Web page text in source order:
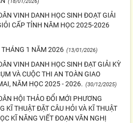
VINH DANH HỌC SINH ĐOẠT GIẢI
CẤP TỈNH NĂM HỌC 2025-2026
THÁNG 1 NĂM 2026 (13/01/2026)
VINH DANH HỌC SINH ĐẠT GIẢI KỲ
VÀ CUỘC THI AN TOÀN GIAO
NĂM HỌC 2025 - 2026. (30/12/2025)
HỘI THẢO ĐỔI MỚI PHƯƠNG
KĨ THUẬT ĐẶT CÂU HỎI VÀ KĨ THUẬT
KĨ NĂNG VIẾT ĐOẠN VĂN NGHỊ